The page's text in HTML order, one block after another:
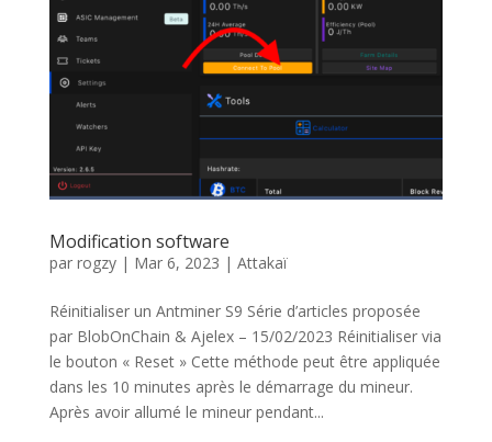
Modification software
par rogzy| Mar 6, 2023 | Attakaï
Réinitialiser un Antminer S9 Série d’articles proposée
par BlobOnChain & Ajelex – 15/02/2023 Réinitialiser via
le bouton « Reset » Cette méthode peut être appliquée
dans les 10 minutes après le démarrage du mineur.
Après avoir allumé le mineur pendant...